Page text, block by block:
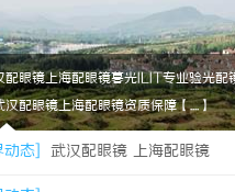
配眼镜上海配眼镜暮光ILIT专业验光配
汉配眼镜上海配眼镜资质保障【....】
动态] 武汉配眼镜 上海配眼镜